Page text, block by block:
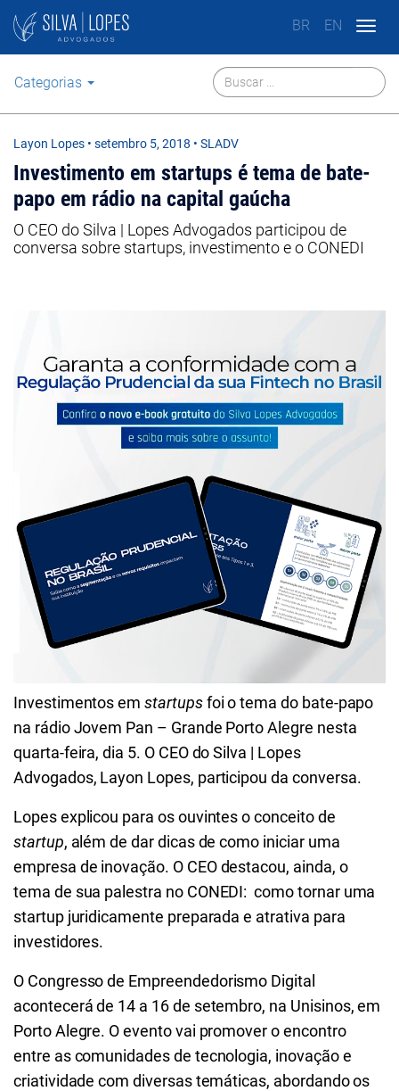
BR EN
Categorias
Layon Lopes • setembro 5, 2018 • SLADV
Investimento em startups é tema de bate-
papo em rádio na capital gaúcha
O CEO do Silva | Lopes Advogados participou de
conversa sobre startups, investimento e o CONEDI
Investimentos emstartupsfoi o tema do bate-papo
na rádio Jovem Pan – Grande Porto Alegre nesta
quarta-feira, dia 5. O CEO do Silva | Lopes
Advogados, Layon Lopes, participou da conversa.
Lopes explicou para os ouvintes o conceito de
startup, além de dar dicas de como iniciar uma
empresa de inovação. O CEO destacou, ainda, o
tema de sua palestra no CONEDI: como tornar uma
startup juridicamente preparada e atrativa para
investidores.
O Congresso de Empreendedorismo Digital
acontecerá de 14 a 16 de setembro, na Unisinos, em
Porto Alegre. O evento vai promover o encontro
entre as comunidades de tecnologia, inovação e
criatividade com diversas temáticas, abordando os